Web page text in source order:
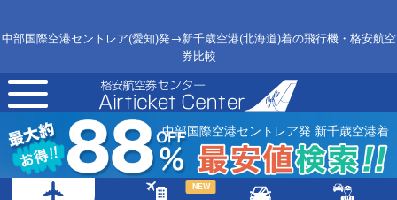
中部国際空港セントレア(愛知)発→新千歳空港(北海道)着の飛行機・格安航空
券比較
toggle
navigation
中部国際空港セントレア発 新千歳空港着
NEW